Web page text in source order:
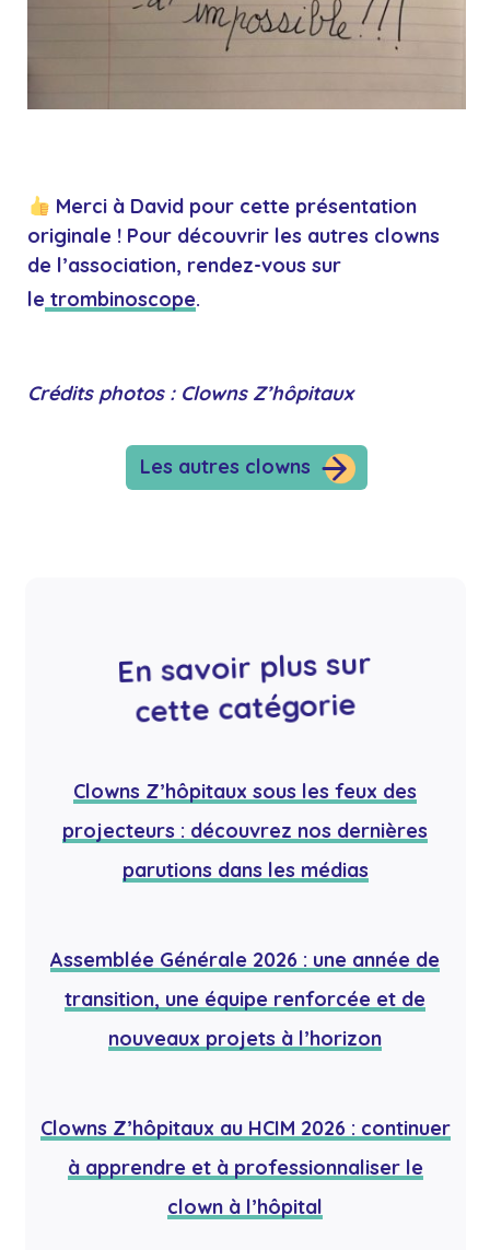
Merci à David pour cette présentation
originale ! Pour découvrir les autres clowns
de l’association, rendez-vous sur
le trombinoscope.
Crédits photos : Clowns Z’hôpitaux
Les autres clowns
En savoir plus sur
cette catégorie
Clowns Z’hôpitaux sous les feux des
projecteurs : découvrez nos dernières
parutions dans les médias
Assemblée Générale 2026 : une année de
transition, une équipe renforcée et de
nouveaux projets à l’horizon
Clowns Z’hôpitaux au HCIM 2026 : continuer
à apprendre et à professionnaliser le
clown à l’hôpital